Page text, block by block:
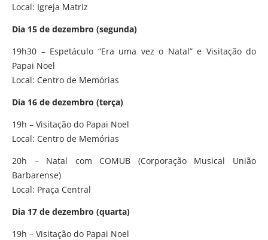
Local: Igreja Matriz
Dia 15 de dezembro (segunda)
19h30 – Espetáculo “Era uma vez o Natal” e Visitação do
Papai Noel
Local: Centro de Memórias
Dia 16 de dezembro (terça)
19h – Visitação do Papai Noel
Local: Centro de Memórias
20h – Natal com COMUB (Corporação Musical União
Barbarense)
Local: Praça Central
Dia 17 de dezembro (quarta)
19h – Visitação do Papai Noel